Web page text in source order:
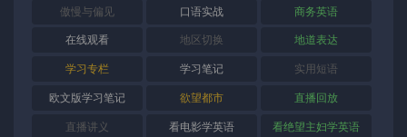
傲慢与偏见 口语实战 商务英语
在线观看 地区切换 地道表达
学习专栏 学习笔记 实用短语
欧文版学习笔记 欲望都市 直播回放
直播讲义 看电影学英语 看绝望主妇学英语